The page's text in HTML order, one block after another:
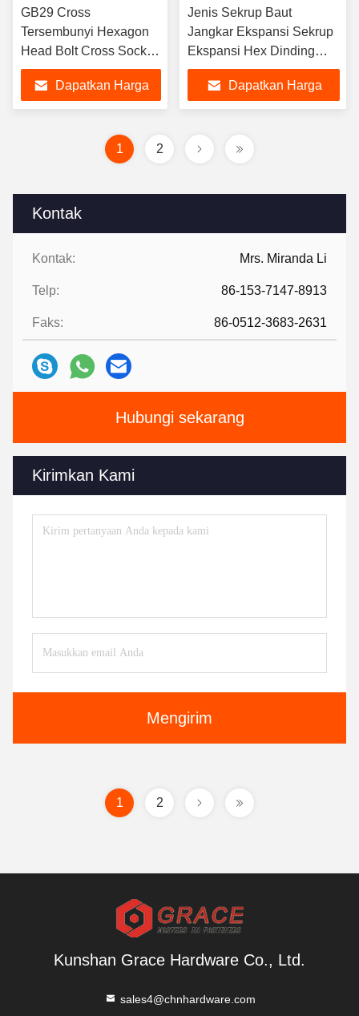
Kontak
Kontak: Mrs. Miranda Li
Telp: 86-153-7147-8913
Faks: 86-0512-3683-2631
Hubungi sekarang
Kirimkan Kami
Mengirim
GB29 Cross
Tersembunyi Hexagon
Head Bolt Cross Socket
Hex Sekrup Hexagon
Baut Dengan Cross
Recess Di Kepala
Dapatkan Harga
Jenis Sekrup Baut
Jangkar Ekspansi Sekrup
Ekspansi Hex Dinding
Beton Perangkat Keras
Baut Jangkar Baji
Dapatkan Harga
1 2
1 2
Kunshan Grace Hardware Co., Ltd.
sales4@chnhardware.com